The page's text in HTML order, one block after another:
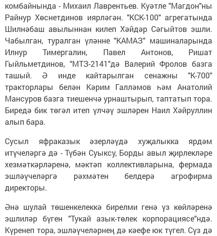
комбайнында - Михаил Лаврентьев. Куәтле "Магдон"ны
Райнур Хөснетдинов иярләгән. "КСК-100" агрегатында
Шилнәбаш авылыннан килеп Хәйдәр Сәгыйтов эшли.
Чабылган, туралган үләнне "КАМАЗ" машиналарында
Илнур Тимергалин, Павел Антонов, Ришат
Гыйльметдинов, "МТЗ-2141"дә Валерий Фролов базга
ташый. Ә инде кайтарылган сенажны "К-700"
тракторлары белән Кәрим Галләмов һәм Анатолий
Мансуров базга тиешенчә урнаштырып, таптатып тора.
Биредә бик төгәл итеп үлчәү эшләрен Наил Хәйруллин
алып бара.
Сусыл яфраказык әзерләүдә хуҗалыкка ярдәм
итүчеләргә дә - Түбән Суыксу, Борды авыл җирлекләре
хезмәткәрләренә, мәктәп коллективларына, фермада
эшләүчеләргә рәхмәтен белдерә агрофирма
директоры.
Әнә шулай төшенкелеккә бирелми генә үз көйләренә
эшлиләр бүген "Тукай азык-төлек корпорациясе"ндә.
Күренеп тора, эшләүчеләрнең дә кәефе юк түгел. Сүз дә